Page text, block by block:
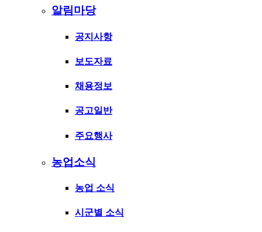
알림마당
공지사항
보도자료
채용정보
공고일반
주요행사
농업소식
농업 소식
시군별 소식